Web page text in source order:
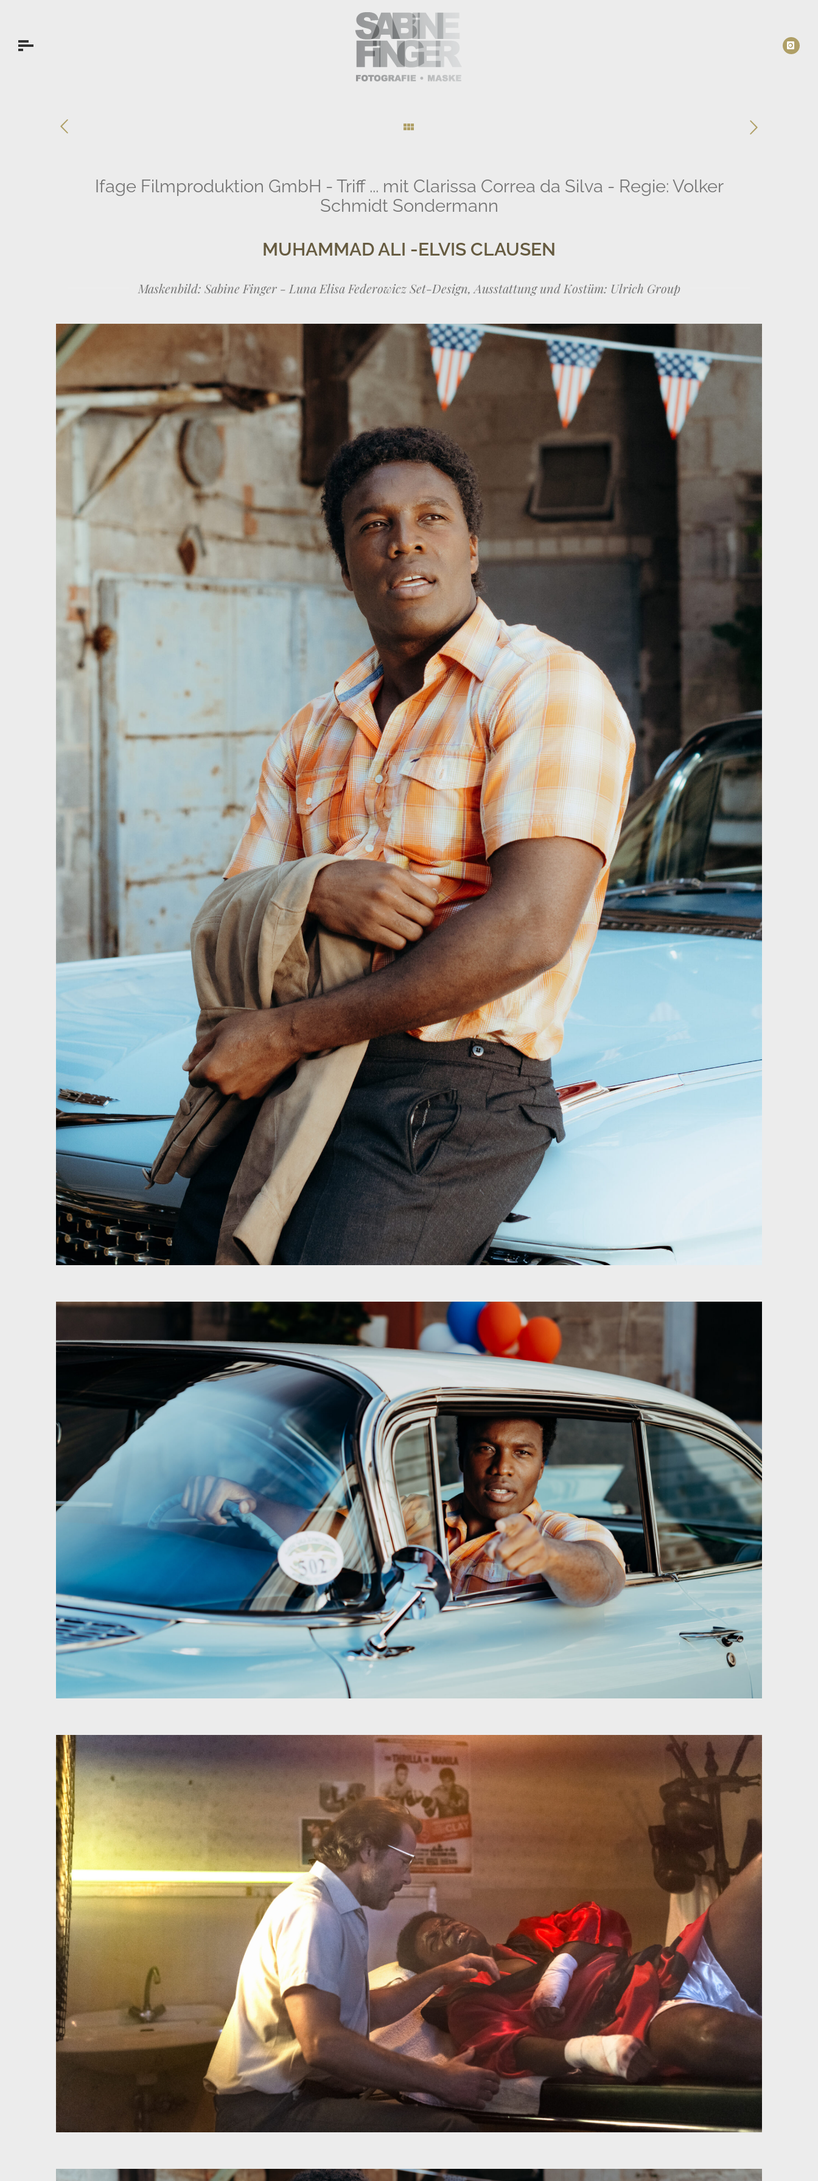
HOME
PORTRAIT & LIFESTYLE
FILM-STILLS
STILL LIFE
ÜBER
KONTAKT
Ifage Filmproduktion GmbH - Triff ... mit Clarissa Correa da Silva - Regie: Volker
Schmidt Sondermann
MUHAMMAD ALI -ELVIS CLAUSEN
Maskenbild: Sabine Finger - Luna Elisa Federowicz Set-Design, Ausstattung und Kostüm: Ulrich Group